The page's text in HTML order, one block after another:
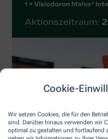
Cookie-
Wir setzen Cookies, die für den
sind. Darüber hinaus verwenden wir
optimal zu gestalten und fortlaufend